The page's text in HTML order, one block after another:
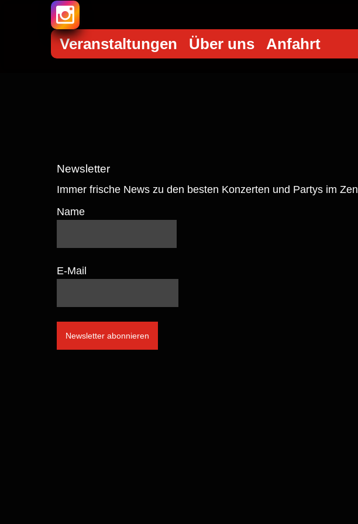
Veranstaltungen Über uns Anfahrt
Newsletter
Immer frische News zu den besten Konzerten und Partys im
Name
E-Mail
Newsletter abonnieren